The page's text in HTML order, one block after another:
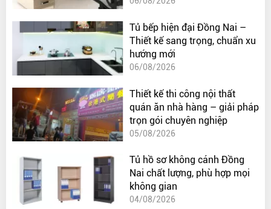
Tủ bếp hiện đại Đồng Nai –
Thiết kế sang trọng, chuẩn xu
hướng mới
06/08/2026
Thiết kế thi công nội thất
quán ăn nhà hàng – giải pháp
trọn gói chuyên nghiệp
05/08/2026
Tủ hồ sơ không cánh Đồng
Nai chất lượng, phù hợp mọi
không gian
04/08/2026